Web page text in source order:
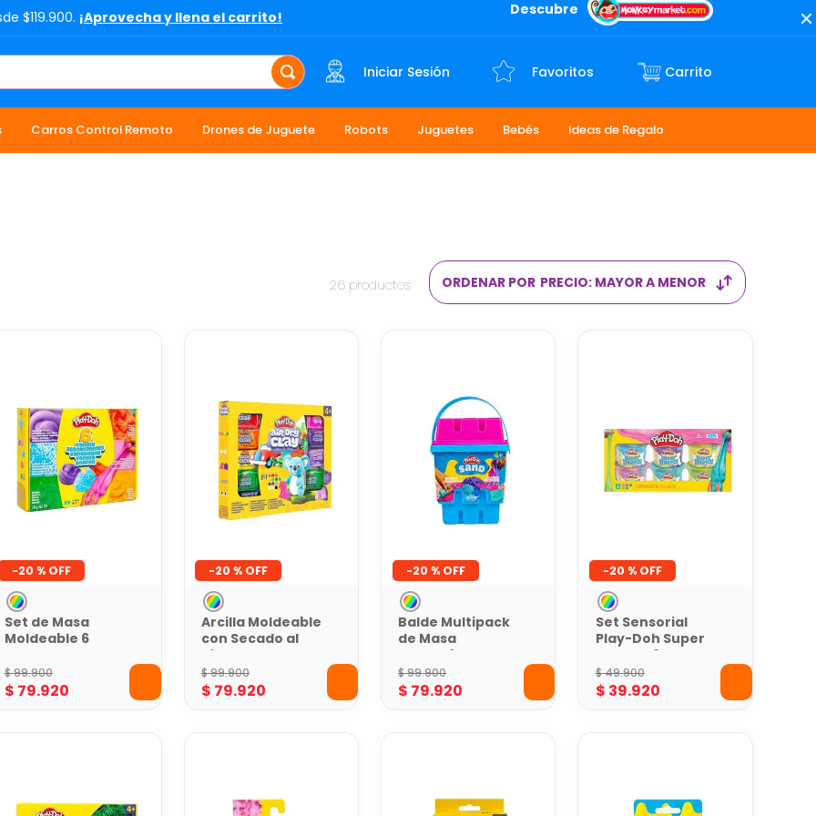
$119.900. ¡Aprovecha y llena el carrito! Descubre
Iniciar Sesión Favoritos
Carros Control Remoto Drones de Juguete Robots Juguetes Bebés Ideas de Regalo
26 productos ORDENAR POR PRECIO: MAYOR A MENOR
-20 %
Set de Masa
Moldeable 6
$99.900
$ 79.920
-20 %
Arcilla Moldeable
con Secado al
Aire y Aroma
Play-Doh
$99.900
$ 79.920
-20 %
Balde Multipack
de Masa
Moldeable Play-
Doh
$99.900
$ 79.920
-20 %
Set Sensorial
Play-Doh Super
Stretch 6 Latas
$49.900
$ 39.920